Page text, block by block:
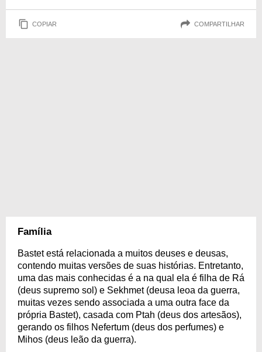
COPIAR COMPARTILHAR
Família
Bastet está relacionada a muitos deuses e deusas,
contendo muitas versões de suas histórias. Entretanto,
uma das mais conhecidas é a na qual ela é filha de Rá
(deus supremo sol) e Sekhmet (deusa leoa da guerra,
muitas vezes sendo associada a uma outra face da
própria Bastet), casada com Ptah (deus dos artesãos),
gerando os filhos Nefertum (deus dos perfumes) e
Mihos (deus leão da guerra).